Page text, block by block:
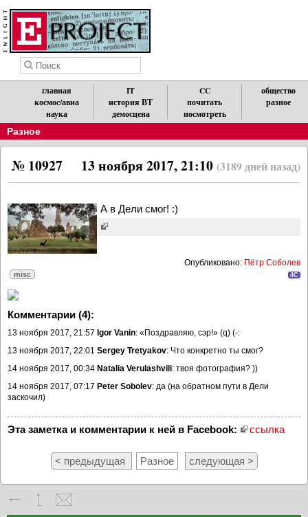
главная
космос/авиа
наука
IT
история ВТ
демосцена
CC
почитать
посмотреть
общество
разное
Разное
13 ноября 2017, 21:10 (3189 дней назад)
№ 10927
А в Дели смог! :)
Опубликовано: Пётр Соболев
misc 4C
Комментарии (4):
13 ноября 2017, 21:57 Igor Vanin: «Поздравляю, сэр!» (q) (-:
13 ноября 2017, 22:01 Sergey Tretyakov: Что конкретно ты смог?
14 ноября 2017, 00:34 Natalia Verulashvili: твоя фотография? ))
14 ноября 2017, 07:17 Peter Sobolev: да (на обратном пути в Дели
заскочил)
Эта заметка и комментарии к ней в Facebook: ссылка
< предыдущая Разное следующая >